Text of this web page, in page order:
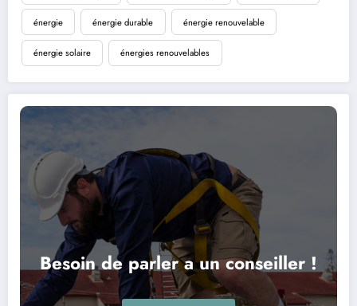
énergie énergie durable énergie renouvelable
énergie solaire énergies renouvelables
Besoin de parler a un conseiller !